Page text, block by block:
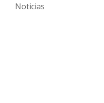
Noticias